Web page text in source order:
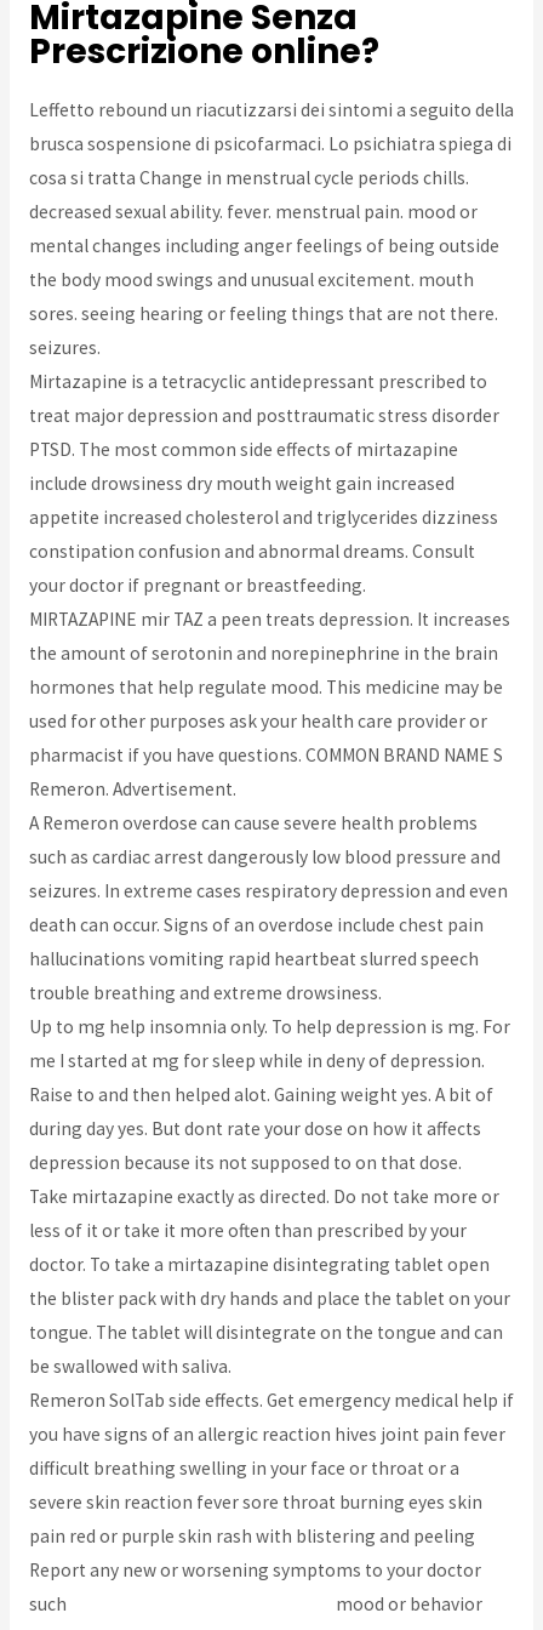
Mirtazapine Senza
Prescrizione online?
Leffetto rebound un riacutizzarsi dei sintomi a seguito della
brusca sospensione di psicofarmaci. Lo psichiatra spiega di
cosa si tratta Change in menstrual cycle periods chills.
decreased sexual ability. fever. menstrual pain. mood or
mental changes including anger feelings of being outside
the body mood swings and unusual excitement. mouth
sores. seeing hearing or feeling things that are not there.
seizures.
Mirtazapine is a tetracyclic antidepressant prescribed to
treat major depression and posttraumatic stress disorder
PTSD. The most common side effects of mirtazapine
include drowsiness dry mouth weight gain increased
appetite increased cholesterol and triglycerides dizziness
constipation confusion and abnormal dreams. Consult
your doctor if pregnant or breastfeeding.
MIRTAZAPINE mir TAZ a peen treats depression. It increases
the amount of serotonin and norepinephrine in the brain
hormones that help regulate mood. This medicine may be
used for other purposes ask your health care provider or
pharmacist if you have questions. COMMON BRAND NAME S
Remeron. Advertisement.
A Remeron overdose can cause severe health problems
such as cardiac arrest dangerously low blood pressure and
seizures. In extreme cases respiratory depression and even
death can occur. Signs of an overdose include chest pain
hallucinations vomiting rapid heartbeat slurred speech
trouble breathing and extreme drowsiness.
Up to mg help insomnia only. To help depression is mg. For
me I started at mg for sleep while in deny of depression.
Raise to and then helped alot. Gaining weight yes. A bit of
during day yes. But dont rate your dose on how it affects
depression because its not supposed to on that dose.
Take mirtazapine exactly as directed. Do not take more or
less of it or take it more often than prescribed by your
doctor. To take a mirtazapine disintegrating tablet open
the blister pack with dry hands and place the tablet on your
tongue. The tablet will disintegrate on the tongue and can
be swallowed with saliva.
Remeron SolTab side effects. Get emergency medical help if
you have signs of an allergic reaction hives joint pain fever
difficult breathing swelling in your face or throat or a
severe skin reaction fever sore throat burning eyes skin
pain red or purple skin rash with blistering and peeling
Report any new or worsening symptoms to your doctor
such
mood or behavior